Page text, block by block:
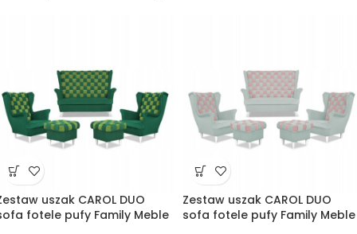
uszak CAROL DUO
fotele pufy Family Meble
Zestaw uszak CAROL DUO
sofa fotele pufy Family Meble